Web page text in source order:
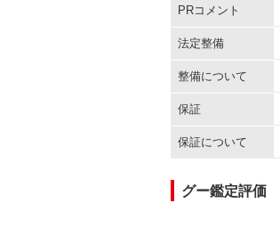
PRコメント
法定整備
整備について
保証
保証について
グー鑑定評価